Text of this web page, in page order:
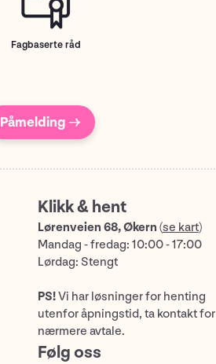
Fagbaserte råd
Påmelding →
Klikk & hent
Lørenveien 68, Økern (se kart)
Mandag - fredag: 10:00 - 17:00
Lørdag: Stengt
PS!Vi har løsninger for henting
utenfor åpningstid, ta kontakt for
nærmere avtale.
Følg oss